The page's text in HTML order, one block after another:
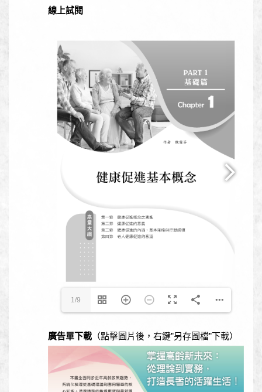
線上試閱
1/9
廣告單下載 （點擊圖片後，右鍵”另存圖檔”下載）